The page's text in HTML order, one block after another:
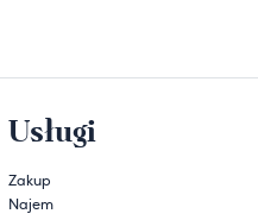
Usługi
Zakup
Najem